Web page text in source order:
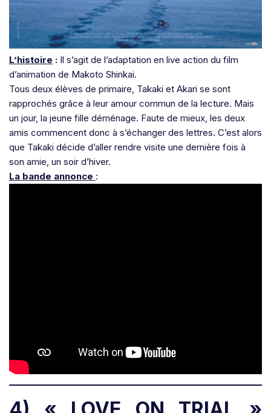
L’histoire : Il s’agit de l’adaptation en live action du film
d’animation de Makoto Shinkai.
Tous deux élèves de primaire, Takaki et Akari se sont
rapprochés grâce à leur amour commun de la lecture. Mais
un jour, la jeune fille déménage. Faute de mieux, les deux
amis commencent donc à s’échanger des lettres. C’est alors
que Takaki décide d’aller rendre visite une dernière fois à
son amie, un soir d’hiver.
La bande annonce :